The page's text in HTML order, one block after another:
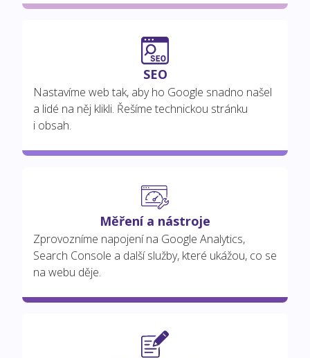
SEO
Nastavíme web tak, aby ho Google snadno našel
a lidé na něj klikli. Řešíme technickou stránku
i obsah.
Měření a nástroje
Zprovozníme napojení na Google Analytics,
Search Console a další služby, které ukážou, co se
na webu děje.